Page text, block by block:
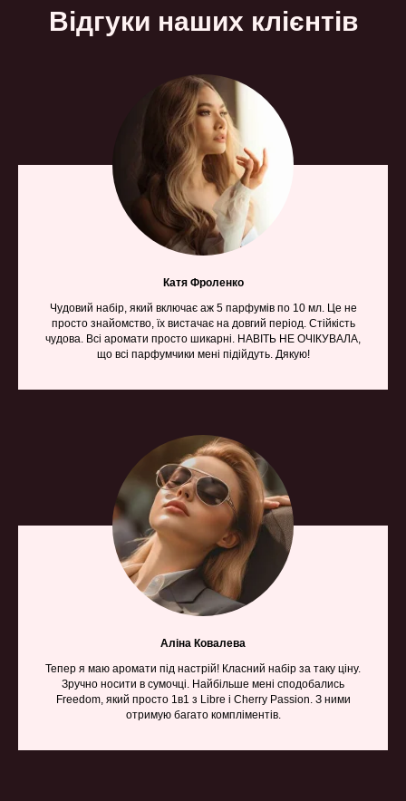
Відгуки наших клієнтів
Катя Фроленко
Чудовий набір, який включає аж 5 парфумів по 10 мл. Це не
просто знайомство, їх вистачає на довгий період. Стійкість
чудова. Всі аромати просто шикарні. НАВІТЬ НЕ ОЧІКУВАЛА,
що всі парфумчики мені підійдуть. Дякую!
Аліна Ковалева
Тепер я маю аромати під настрій! Класний набір за таку ціну.
Зручно носити в сумочці. Найбільше мені сподобались
Freedom, який просто 1в1 з Libre і Cherry Passion. З ними
отримую багато компліментів.